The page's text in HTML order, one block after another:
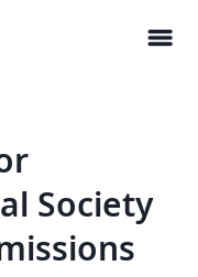
menu
Society